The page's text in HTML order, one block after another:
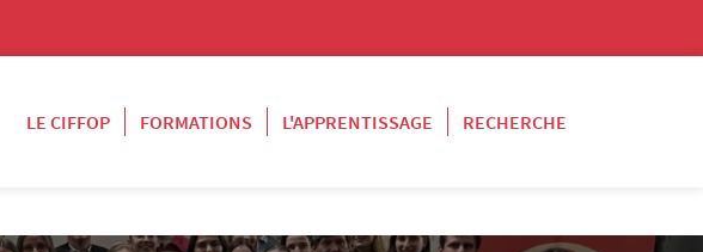
LE CIFFOP
FORMATIONS L'APPRENTISSAGE RECHERCHE